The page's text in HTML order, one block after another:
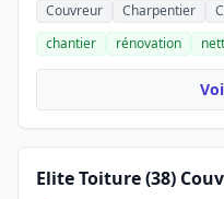
Couvreur
Charpentier
chantier
rénovation
Elite Toiture (38)